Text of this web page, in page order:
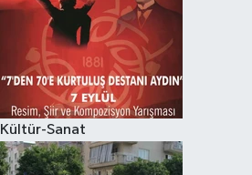
Kültür-Sanat